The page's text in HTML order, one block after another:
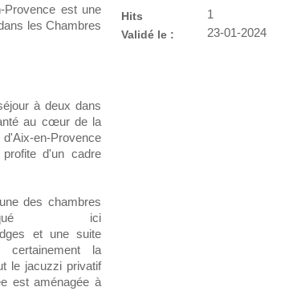
Provence est une
les Chambres
à deux dans
au cœur de la
en-Provence
d'un cadre
des chambres
ici
et une suite
certainement la
le jacuzzi privatif
est aménagée à
Hits
1
Validé le :
23-01-2024